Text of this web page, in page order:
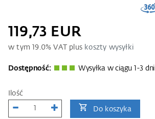
119,73 EUR
w tym19.0% VAT plus koszty wysyłki
Dostępność: Wysyłka w ciągu 1-3 dni
Ilość
Do koszyka